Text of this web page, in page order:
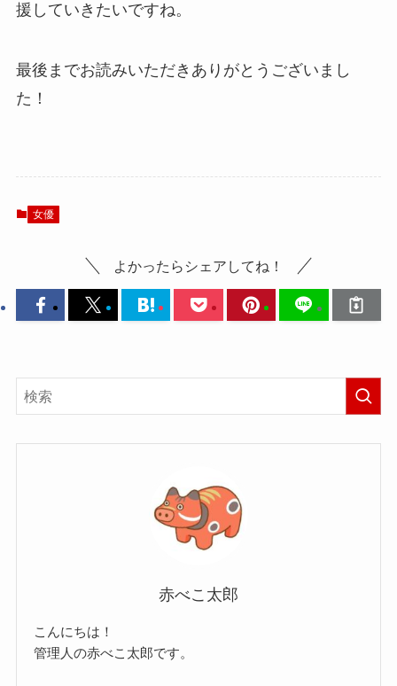
援していきたいですね。
最後までお読みいただきありがとうございまし
た！
女優
よかったらシェアしてね！
赤べこ太郎
こんにちは！
管理人の赤べこ太郎です。